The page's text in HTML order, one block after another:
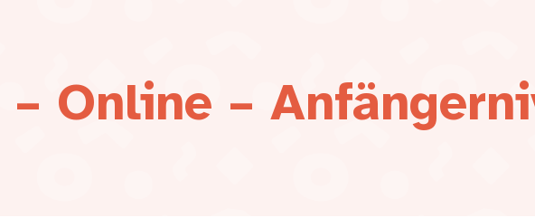
Online –